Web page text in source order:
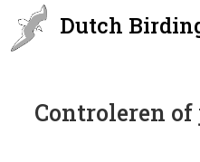
Dutch
Controleren of